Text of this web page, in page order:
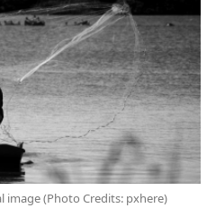
image (Photo Credits: pxhere)